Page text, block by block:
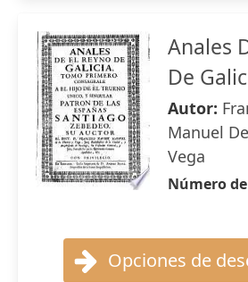
Anales
De
Autor:
Manuel
Vega
Número
Opciones de